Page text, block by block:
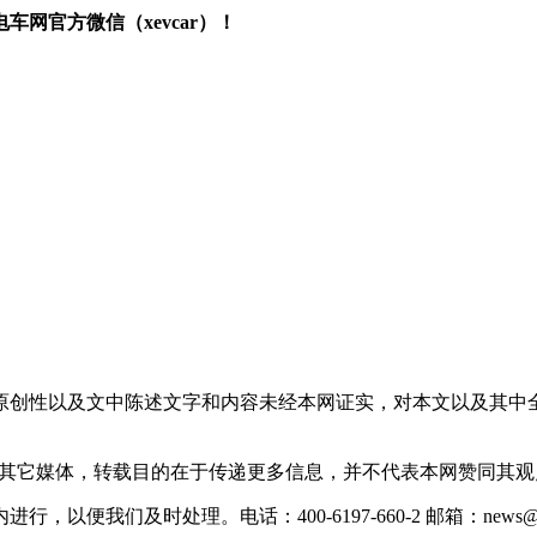
网官方微信（xevcar）！
性以及文中陈述文字和内容未经本网证实，对本文以及其
它媒体，转载目的在于传递更多信息，并不代表本网赞同其
，以便我们及时处理。电话：400-6197-660-2 邮箱：